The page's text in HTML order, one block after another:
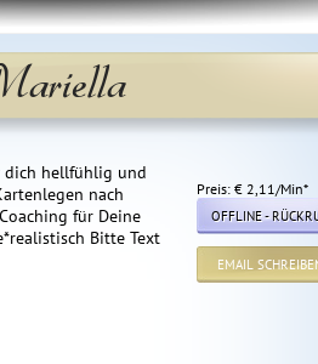
hellfühlig und
nach
für Deine
Bitte Text
Preis: € 2,11/Min*
OFFLINE -
EMAIL